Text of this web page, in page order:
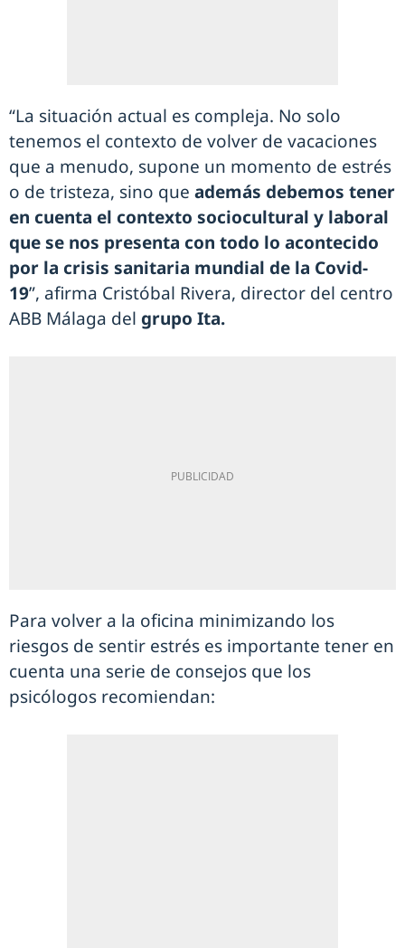
“La situación actual es compleja. No solo
tenemos el contexto de volver de vacaciones
que a menudo, supone un momento de estrés
o de tristeza, sino que además debemos tener
en cuenta el contexto sociocultural y laboral
que se nos presenta con todo lo acontecido
por la crisis sanitaria mundial de la Covid-
19”, afirma Cristóbal Rivera, director del centro
ABB Málaga del grupo Ita.
Para volver a la oficina minimizando los
riesgos de sentir estrés es importante tener en
cuenta una serie de consejos que los
psicólogos recomiendan: